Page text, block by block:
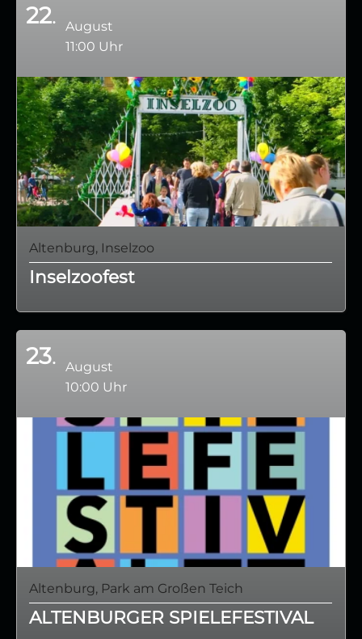
22
August
11:00 Uhr
Altenburg, Inselzoo
Inselzoofest
23
August
10:00 Uhr
Altenburg, Park am Großen Teich
ALTENBURGER SPIELEFESTIVAL